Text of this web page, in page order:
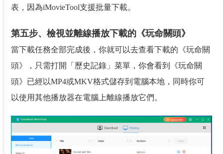
表，因為iMovieTool支援批量下載。
第五步、檢視並離線播放下載的《玩命關頭》
當下載任務全部完成後，你就可以去查看下載的《玩命關
頭》，只需打開「歷史記錄」菜單，你會看到《玩命關
頭》已經以MP4或MKV格式儲存到電腦本地，同時你可
以使用其他播放器在電腦上離線播放它們。